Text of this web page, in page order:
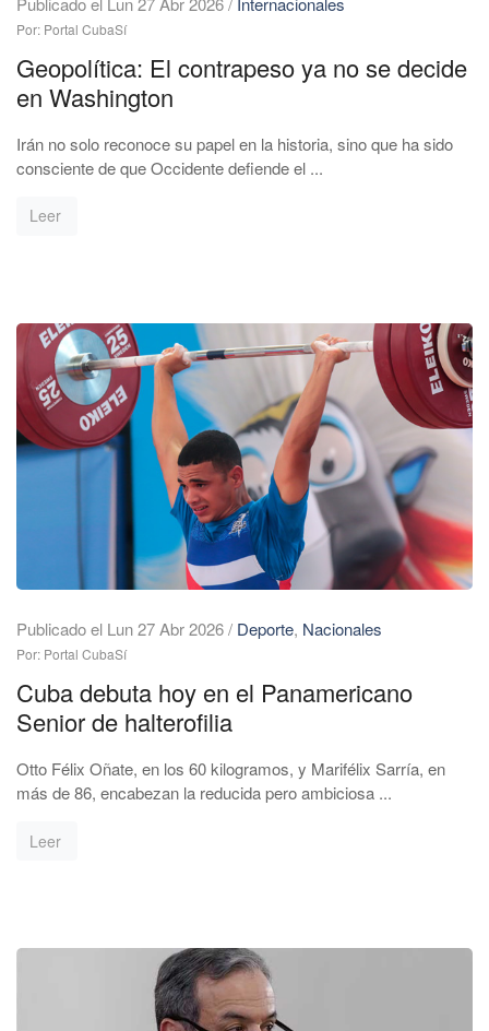
Por: Portal CubaSí
Geopolítica: El contrapeso ya no se decide
en Washington
Irán no solo reconoce su papel en la historia, sino que ha sido
consciente de que Occidente defiende el ...
Leer
Publicado el Lun 27 Abr 2026/ Deporte, Nacionales
Por: Portal CubaSí
Cuba debuta hoy en el Panamericano
Senior de halterofilia
Otto Félix Oñate, en los 60 kilogramos, y Marifélix Sarría, en
más de 86, encabezan la reducida pero ambiciosa ...
Leer